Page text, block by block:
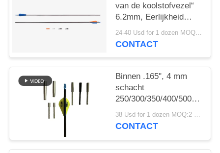
van de koolstofvezel“
6.2mm, Eerlijkheid
.003-.001“ Stekel
250/300/340/400/500
24-40 Usd for 1 dozen MOQ:2 dozens
CONTACT
Binnen .165", 4 mm
schacht
250/300/350/400/500/600/
.003"-.001" Lichter
Gewicht Kleine
38 Usd for 1 dozen MOQ:2 dozens
CONTACT